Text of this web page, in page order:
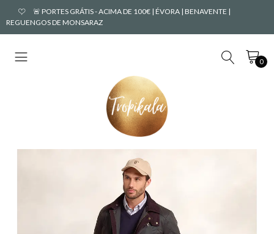
🚨 PORTES GRÁTIS - ACIMA DE 100€ | ÉVORA | BENAVENTE |
REGUENGOS DE MONSARAZ
0